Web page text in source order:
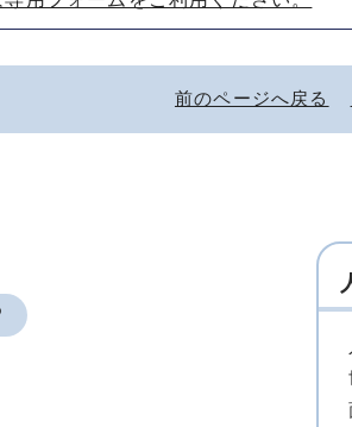
前のページへ戻る